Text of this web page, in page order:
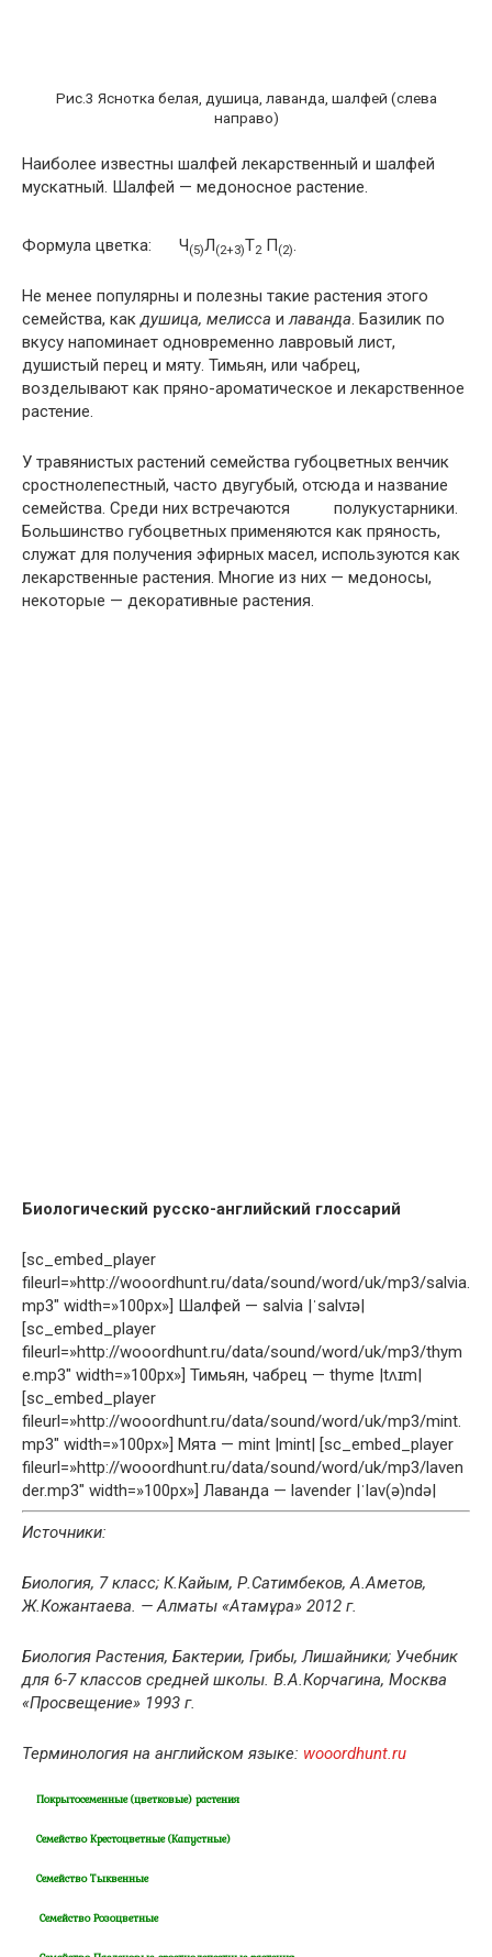
Рис.3 Яснотка белая, душица, лаванда, шалфей (слева
направо)
Наиболее известны шалфей лекарственный и шалфей
мускатный. Шалфей — медоносное растение.
Формула цветка: Ч(5)Л(2+3)Т2 П(2).
Не менее популярны и полезны такие растения этого
семейства, какдушица, мелисса илаванда. Базилик по
вкусу напоминает одновременно лавровый лист,
душистый перец и мяту. Тимьян, или чабрец,
возделывают как пряно-ароматическое и лекарственное
растение.
У травянистых растений семейства губоцветных венчик
сростно­лепестный, часто двугубый, отсюда и название
семейства. Среди них встречаются полукустарники.
Большинство губоцветных применяются как пряность,
служат для получения эфирных масел, используются как
лекарственные растения. Многие из них — медоносы,
некоторые — декоративные растения.
Биологический русско-английский глоссарий
[sc_embed_player
fileurl=»http://wooordhunt.ru/data/sound/word/uk/mp3/salvia.
mp3″ width=»100px»] Шалфей — salvia |ˈsalvɪə|
[sc_embed_player
fileurl=»http://wooordhunt.ru/data/sound/word/uk/mp3/thym
e.mp3″ width=»100px»] Тимьян, чабрец — thyme |tʌɪm|
[sc_embed_player
fileurl=»http://wooordhunt.ru/data/sound/word/uk/mp3/mint.
mp3″ width=»100px»] Мята — mint |mint| [sc_embed_player
fileurl=»http://wooordhunt.ru/data/sound/word/uk/mp3/laven
der.mp3″ width=»100px»] Лаванда — lavender |ˈlav(ə)ndə|
Источники:
Биология, 7 класс; К.Кайым, Р.Сатимбеков, А.Аметов,
Ж.Кожантаева. — Алматы «Атамұра» 2012 г.
Биология Растения, Бактерии, Грибы, Лишайники; Учебник
для 6-7 классов средней школы. В.А.Корчагина, Москва
«Просвещение» 1993 г.
Терминология на английском языке: wooordhunt.ru
Покрытосеменные (цветковые) растения
Семейство Крестоцветные (Капустные)
Семейство Тыквенные
Семейство Розоцветные